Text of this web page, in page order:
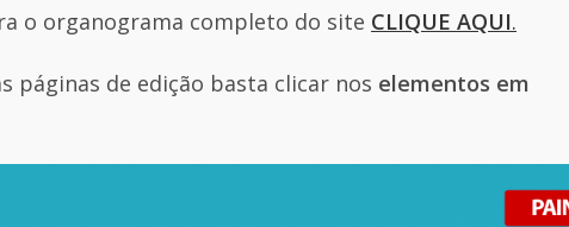
o organograma completo do site CLIQUE AQUI.
páginas de edição basta clicar nos elementos em